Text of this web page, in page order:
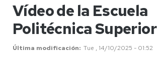
Vídeo de la Escuela
Politécnica Superior
Última modificación Tue , 14/10/2025 - 01:52